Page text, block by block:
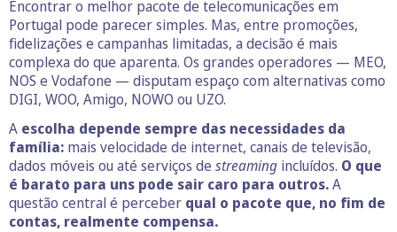
Encontrar o melhor pacote de telecomunicações em
Portugal pode parecer simples. Mas, entre promoções,
fidelizações e campanhas limitadas, a decisão é mais
complexa do que aparenta. Os grandes operadores — MEO,
NOS e Vodafone — disputam espaço com alternativas como
DIGI, WOO, Amigo, NOWO ou UZO.
A escolha depende sempre das necessidades da
família: mais velocidade de internet, canais de televisão,
dados móveis ou até serviços de streaming incluídos. O que
é barato para uns pode sair caro para outros.A
questão central é perceber qual o pacote que, no fim de
contas, realmente compensa.